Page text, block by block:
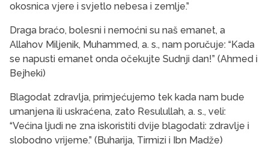
okosnica vjere i svjetlo nebesa i zemlje.”
Draga braćo, bolesni i nemoćni su naš emanet, a
Allahov Miljenik, Muhammed, a. s., nam poručuje: “Kada
se napusti emanet onda očekujte Sudnji dan!” (Ahmed i
Bejheki)
Blagodat zdravlja, primjećujemo tek kada nam bude
umanjena ili uskraćena, zato Resulullah, a. s., veli:
“Većina ljudi ne zna iskoristiti dvije blagodati: zdravlje i
slobodno vrijeme.” (Buharija, Tirmizi i Ibn Madže)